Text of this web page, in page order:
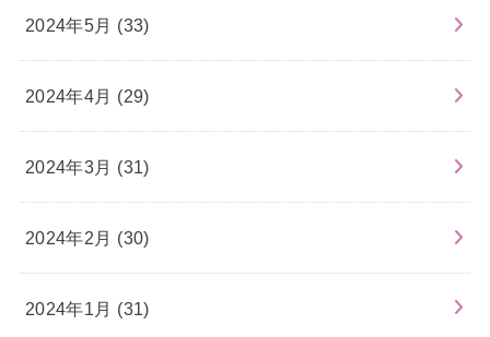
2024年5月 (33)
2024年4月 (29)
2024年3月 (31)
2024年2月 (30)
2024年1月 (31)